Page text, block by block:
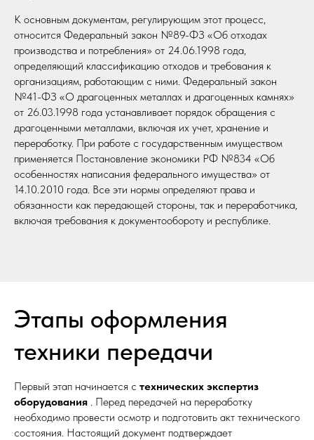
К основным документам, регулирующим этот процесс,
относится Федеральный закон №89-ФЗ «Об отходах
производства и потребления» от 24.06.1998 года,
определяющий классификацию отходов и требования к
организациям, работающим с ними. Федеральный закон
№41-ФЗ «О драгоценных металлах и драгоценных камнях»
от 26.03.1998 года устанавливает порядок обращения с
драгоценными металлами, включая их учет, хранение и
переработку. При работе с государственным имуществом
применяется Постановление экономики РФ №834 «Об
особенностях написания федерального имущества» от
14.10.2010 года. Все эти нормы определяют права и
обязанности как передающей стороны, так и переработчика,
включая требования к документообороту и республике.
Этапы оформления
техники передачи
Первый этап начинается с технических экспертиз
оборудования . Перед передачей на переработку
необходимо провести осмотр и подготовить акт технического
состояния. Настоящий документ подтверждает